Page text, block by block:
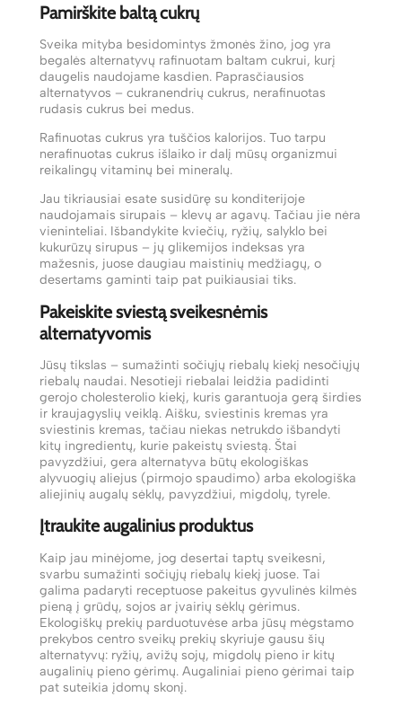
Pamirškite baltą cukrų
Sveika mityba besidomintys žmonės žino, jog yra
begalės alternatyvų rafinuotam baltam cukrui, kurį
daugelis naudojame kasdien. Paprasčiausios
alternatyvos – cukranendrių cukrus, nerafinuotas
rudasis cukrus bei medus.
Rafinuotas cukrus yra tuščios kalorijos. Tuo tarpu
nerafinuotas cukrus išlaiko ir dalį mūsų organizmui
reikalingų vitaminų bei mineralų.
Jau tikriausiai esate susidūrę su konditerijoje
naudojamais sirupais – klevų ar agavų. Tačiau jie nėra
vieninteliai. Išbandykite kviečių, ryžių, salyklo bei
kukurūzų sirupus – jų glikemijos indeksas yra
mažesnis, juose daugiau maistinių medžiagų, o
desertams gaminti taip pat puikiausiai tiks.
Pakeiskite sviestą sveikesnėmis
alternatyvomis
Jūsų tikslas – sumažinti sočiųjų riebalų kiekį nesočiųjų
riebalų naudai. Nesotieji riebalai leidžia padidinti
gerojo cholesterolio kiekį, kuris garantuoja gerą širdies
ir kraujagyslių veiklą. Aišku, sviestinis kremas yra
sviestinis kremas, tačiau niekas netrukdo išbandyti
kitų ingredientų, kurie pakeistų sviestą. Štai
pavyzdžiui, gera alternatyva būtų ekologiškas
alyvuogių aliejus (pirmojo spaudimo) arba ekologiška
aliejinių augalų sėklų, pavyzdžiui, migdolų, tyrele.
Įtraukite augalinius produktus
Kaip jau minėjome, jog desertai taptų sveikesni,
svarbu sumažinti sočiųjų riebalų kiekį juose. Tai
galima padaryti receptuose pakeitus gyvulinės kilmės
pieną į grūdų, sojos ar įvairių sėklų gėrimus.
Ekologiškų prekių parduotuvėse arba jūsų mėgstamo
prekybos centro sveikų prekių skyriuje gausu šių
alternatyvų: ryžių, avižų sojų, migdolų pieno ir kitų
augalinių pieno gėrimų. Augaliniai pieno gėrimai taip
pat suteikia įdomų skonį.